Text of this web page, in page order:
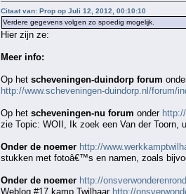
Citaat van: Prop op Juli 12, 2012, 00:10:10
Verdere gegevens volgen zo spoedig mogelijk.
Hier zijn ze:
Meer info:
Op het scheveningen-duindorp forum
http://www.scheveningen-duindorp.nl/forum/
Op het scheveningen-nu forum onder
zie Topic: WOII, Ik zoek een Van der Toorn,
Onder de noemer http://
stukken met fotoâ€™s en namen, zoals
Onder de noemer http://
Weblog #17 kamp Twilhaar http://